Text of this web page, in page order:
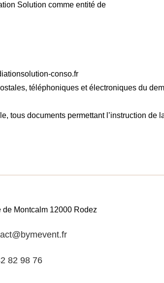
Solution comme entité de
conso.fr
téléphoniques et électroniques du
tous documents permettant l’instruction de
de Montcalm 12000 Rodez
82 98 76